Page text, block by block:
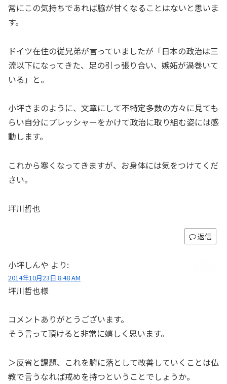
常にこの気持ちであれば脇が甘くなることはないと思いま
す。
ドイツ在住の従兄弟が言っていましたが「日本の政治は三
流以下になってきた、足の引っ張り合い、嫉妬が渦巻いて
いる」と。
小坪さまのように、文章にして不特定多数の方々に見ても
らい自分にプレッシャーをかけて政治に取り組む姿には感
動します。
これから寒くなってきますが、お身体には気をつけてくだ
さい。
坪川哲也
返信
小坪しんや より:
2014年10月23日 8:48 AM
坪川哲也様
コメントありがとうございます。
そう言って頂けると非常に嬉しく思います。
＞反省と課題、これを腑に落として改善していくことは仏
教で言うなれば戒めを持つということでしょうか。